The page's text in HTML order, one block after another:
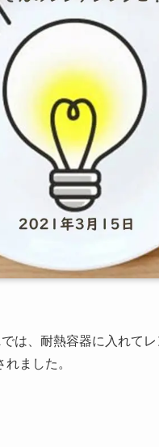
では、耐熱容器に入れて
れました。